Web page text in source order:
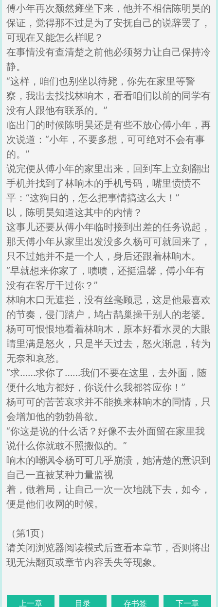
傅小年再次颓然瘫坐下来，他并不相信陈明昊的
保证，觉得那不过是为了安抚自己的说辞罢了，
可现在又能怎么样呢？
在事情没有查清楚之前他必须努力让自己保持冷
静。
“这样，咱们也别坐以待毙，你先在家里等警
察，我出去找找林响木，看看咱们以前的同学有
没有人跟他有联系的。”
临出门的时候陈明昊还是有些不放心傅小年，再
次说道：“小年，不要多想，可可绝对不会有事
的。”
说完便从傅小年的家里出来，回到车上立刻翻出
手机并找到了林响木的手机号码，嘴里愤愤不
平：“这狗日的，怎么把事情搞这么大！”
以，陈明昊知道这其中的内情？
这事儿还要从傅小年临时接到出差的任务说起，
那天傅小年从家里出发没多久杨可可就回来了，
只不过她并不是一个人，身后还跟着林响木。
“早就想来你家了，啧啧，还挺温馨，傅小年有
没有在客厅干过你？”
林响木口无遮拦，没有丝毫顾忌，这是他最喜欢
的节奏，侵门踏户，鸠占鹊巢操干别人的老婆。
杨可可恨恨地看着林响木，原本好看水灵的大眼
睛里满是怒火，只是半天过去，怒火渐息，转为
无奈和哀愁。
“求……求你了……我们不要在这里，去外面，随
便什么地方都好，你说什么我都答应你！”
杨可可的苦苦哀求并不能换来林响木的同情，只
会增加他的勃勃兽欲。
“你这是说的什么话？好像不去外面留在家里我
说什么你就敢不照搬似的。”
响木的嘲讽令杨可可几乎崩溃，她清楚的意识到
自己一直被某种力量监视
着，做着局，让自己一次一次地跳下去，如今，
便是他们收网的时候。
（第1页）
请关闭浏览器阅读模式后查看本章节，否则将出
现无法翻页或章节内容丢失等现象。
上一章 目录 存书签 下一章